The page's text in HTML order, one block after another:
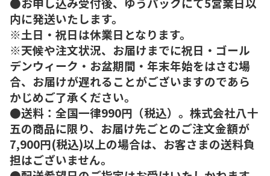
内に発送いたします。
※土日・祝日は休業日となります。
※天候や注文状況、お届けまでに祝日・ゴール
デンウィーク・お盆期間・年末年始をはさむ場
合、お届けが遅れることがございますのであら
かじめご了承ください。
●送料：全国一律990円（税込）。株式会社八十
五の商品に限り、お届け先ごとのご注文金額が
7,900円(税込)以上の場合は、お客さまの送料負
担はございません。